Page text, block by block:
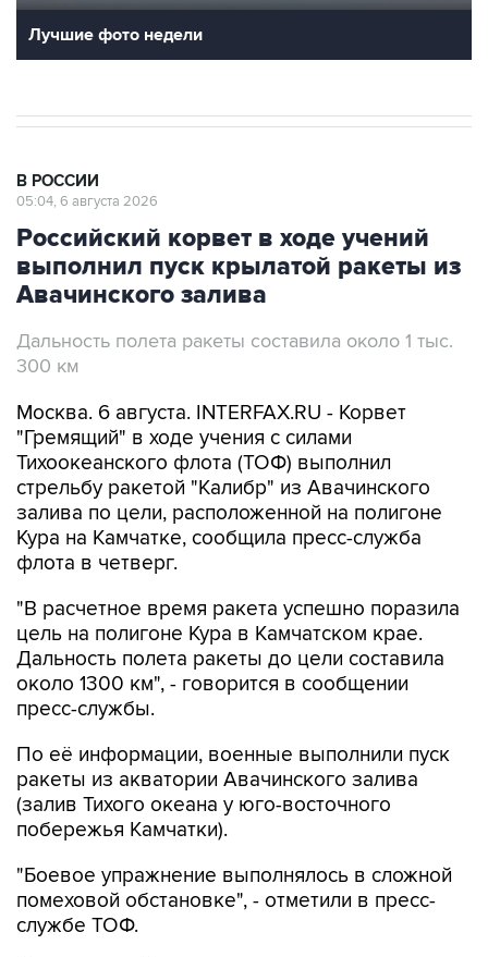
Лучшие фото недели
В РОССИИ
05:04, 6 августа 2026
Российский корвет в ходе учений
выполнил пуск крылатой ракеты из
Авачинского залива
Дальность полета ракеты составила около 1 тыс.
300 км
Москва. 6 августа. INTERFAX.RU - Корвет
"Гремящий" в ходе учения с силами
Тихоокеанского флота (ТОФ) выполнил
стрельбу ракетой "Калибр" из Авачинского
залива по цели, расположенной на полигоне
Кура на Камчатке, сообщила пресс-служба
флота в четверг.
"В расчетное время ракета успешно поразила
цель на полигоне Кура в Камчатском крае.
Дальность полета ракеты до цели составила
около 1300 км", - говорится в сообщении
пресс-службы.
По её информации, военные выполнили пуск
ракеты из акватории Авачинского залива
(залив Тихого океана у юго-восточного
побережья Камчатки).
"Боевое упражнение выполнялось в сложной
помеховой обстановке", - отметили в пресс-
службе ТОФ.